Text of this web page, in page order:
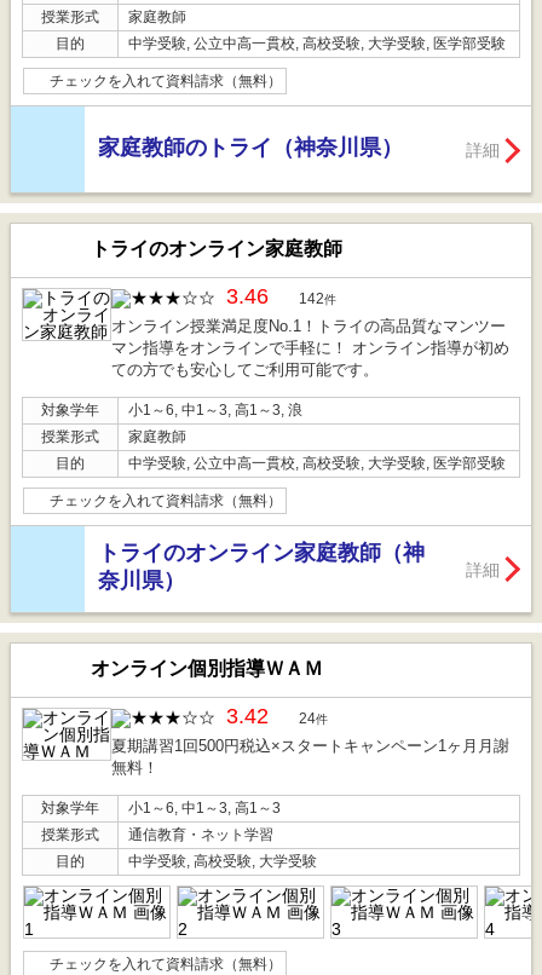
授業形式
家庭教師
目的
中学受験, 公立中高一貫校, 高校受験, 大学受験, 医学部受験
チェックを入れて資料請求（無料）
家庭教師のトライ（神奈川県） 詳細
トライのオンライン家庭教師
3.46 142件
オンライン授業満足度No.1！トライの高品質なマンツー
マン指導をオンラインで手軽に！ オンライン指導が初め
ての方でも安心してご利用可能です。
対象学年
小1～6, 中1～3, 高1～3, 浪
授業形式
家庭教師
目的
中学受験, 公立中高一貫校, 高校受験, 大学受験, 医学部受験
チェックを入れて資料請求（無料）
トライのオンライン家庭教師（神
奈川県）
詳細
オンライン個別指導ＷＡＭ
3.42 24件
夏期講習1回500円税込×スタートキャンペーン1ヶ月月謝
無料！
対象学年
小1～6, 中1～3, 高1～3
授業形式
通信教育・ネット学習
目的
中学受験, 高校受験, 大学受験
チェックを入れて資料請求（無料）